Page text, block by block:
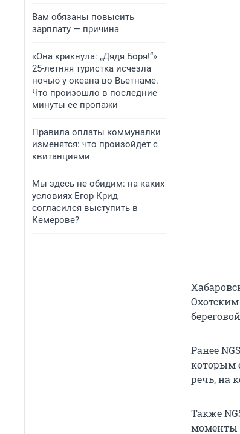
Вам обязаны повысить
зарплату — причина
«Она крикнула: „Дядя Боря!“»
25-летняя туристка исчезла
ночью у океана во Вьетнаме.
Что произошло в последние
минуты ее пропажи
Правила оплаты коммуналки
изменятся: что произойдет с
квитанциями
Мы здесь не обидим: на каких
условиях Егор Крид
согласился выступить в
Кемерове?
Ранее
которым
речь, на
Также
моменты